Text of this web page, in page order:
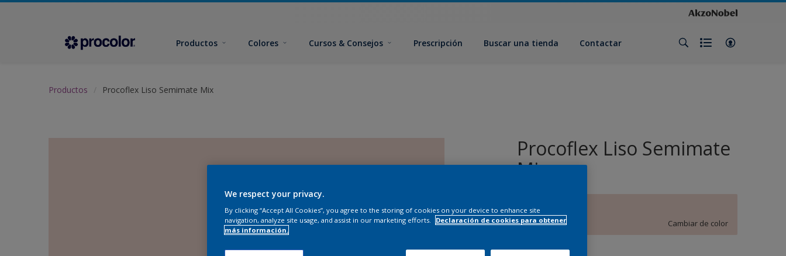
Productos Colores Cursos & Consejos Prescripción Buscar una tienda Contactar
Productos Procoflex Liso Semimate Mix
Procoflex Liso Semimate
Mix
C7.05.82
Cambiar de color
We respect your privacy.
By clicking “Accept All Cookies”, you agree to the storing of cookies on your device to enhance site
navigation, analyze site usage, and assist in our marketing efforts.
Declaración de cookies para obtener
más información.